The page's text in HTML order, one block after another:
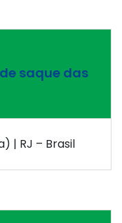
saque das
| RJ – Brasil